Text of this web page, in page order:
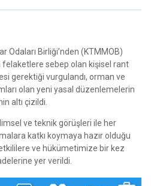
Odaları Birliği’nden (KTMMOB)
felaketlere sebep olan kişisel rant
gerektiği vurgulandı, orman ve
olan yeni yasal düzenlemelerin
altı çizildi.
ve teknik görüşleri ile her
katkı koymaya hazır olduğu
ve hükümetimize bir kez
yer verildi.